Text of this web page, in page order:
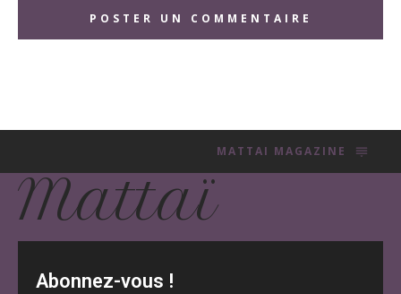
MATTAI MAGAZINE
Mattaï
Abonnez-vous !